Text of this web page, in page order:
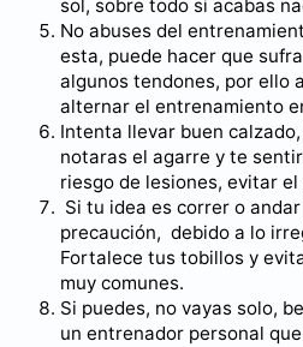
sol, sobre todo si acabas
No abuses del
esta, puede hacer que
algunos tendones, por ello
alternar el entrenamiento
Intenta llevar buen
notaras el agarre y te
riesgo de lesiones, evitar
Si tu idea es correr o
precaución, debido a lo
Fortalece tus tobillos y
muy comunes.
Si puedes, no vayas solo,
un entrenador personal